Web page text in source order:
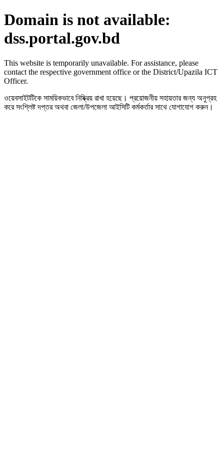
Domain is not available:
dss.portal.gov.bd
This website is temporarily unavailable. For assistance, please
contact the respective government office or the District/Upazila ICT
Officer.
ওয়েবসাইটটিকে সাময়িকভাবে নিষ্ক্রিয় রাখা হয়েছে। প্রয়োজনীয় সহায়তার জন্য অনুগ্রহ
করে সংশ্লিষ্ট দপ্তর অথবা জেলা/উপজেলা আইসিটি কর্মকর্তার সাথে যোগাযোগ করুন।